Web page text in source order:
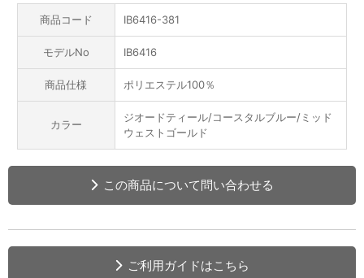
商品コード IB6416-381
モデルNo IB6416
商品仕様 ポリエステル100％
カラー
ジオードティール/コースタルブルー/ミッド
ウェストゴールド
この商品について問い合わせる
ご利用ガイドはこちら